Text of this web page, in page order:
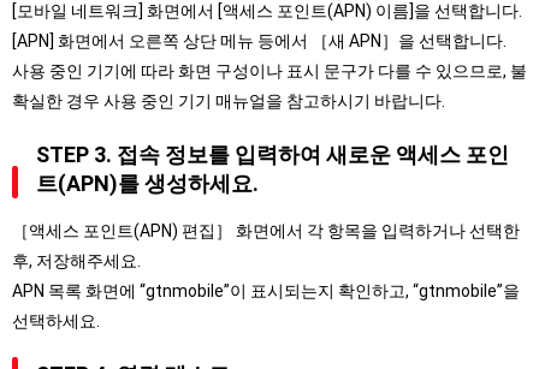
[모바일 네트워크] 화면에서 [액세스 포인트(APN) 이름]을 선택합니다.
[APN] 화면에서 오른쪽 상단 메뉴 등에서 ［새 APN］을 선택합니다.
사용 중인 기기에 따라 화면 구성이나 표시 문구가 다를 수 있으므로, 불
확실한 경우 사용 중인 기기 매뉴얼을 참고하시기 바랍니다.
STEP 3. 접속 정보를 입력하여 새로운 액세스 포인
트(APN)를 생성하세요.
［액세스 포인트(APN) 편집］ 화면에서 각 항목을 입력하거나 선택한
후, 저장해주세요.
APN 목록 화면에 “gtnmobile”이 표시되는지 확인하고, “gtnmobile”을
선택하세요.